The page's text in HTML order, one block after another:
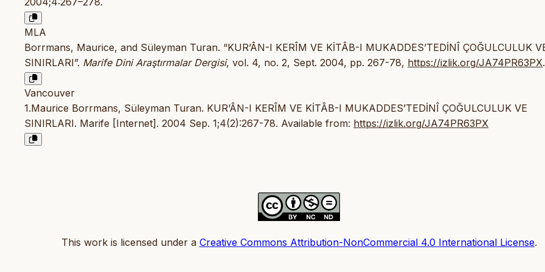
MLA
Borrmans, Maurice, and Süleyman Turan. “KUR’ÂN-I KERÎM VE KİTÂB-I MUKADDES’TEDİNÎ ÇOĞULCULUK
SINIRLARI”. Marife Dini Araştırmalar Dergisi, vol. 4, no. 2, Sept. 2004, pp. 267-78, https://izlik.org/JA74PR63PX.
Vancouver
1.Maurice Borrmans, Süleyman Turan. KUR’ÂN-I KERÎM VE KİTÂB-I MUKADDES’TEDİNÎ ÇOĞULCULUK VE
SINIRLARI. Marife [Internet]. 2004 Sep. 1;4(2):267-78. Available from: https://izlik.org/JA74PR63PX
This work is licensed under a Creative Commons Attribution-NonCommercial 4.0 International License.